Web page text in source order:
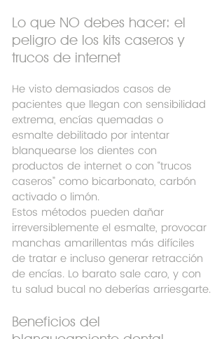
Lo que NO debes hacer: el
peligro de los kits caseros y
trucos de internet
He visto demasiados casos de
pacientes que llegan con sensibilidad
extrema, encías quemadas o
esmalte debilitado por intentar
blanquearse los dientes con
productos de internet o con “trucos
caseros” como bicarbonato, carbón
activado o limón.
Estos métodos pueden dañar
irreversiblemente el esmalte, provocar
manchas amarillentas más difíciles
de tratar e incluso generar retracción
de encías. Lo barato sale caro, y con
tu salud bucal no deberías arriesgarte.
Beneficios del